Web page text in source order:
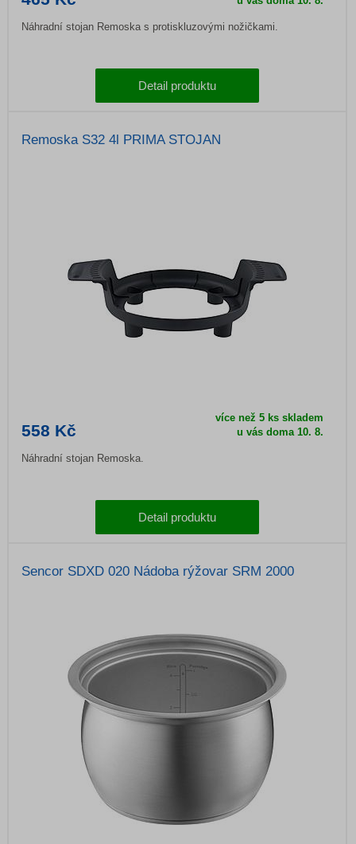
Náhradní stojan Remoska s protiskluzovými nožičkami.
Detail produktu
Remoska S32 4l PRIMA STOJAN
558 Kč
více než 5 ks skladem
u vás doma10. 8.
Náhradní stojan Remoska.
Detail produktu
Sencor SDXD 020 Nádoba rýžovar SRM 2000